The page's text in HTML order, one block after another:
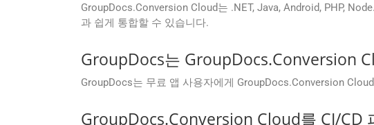
GroupDocs.Conversion Cloud는 .NET, Java, Android, PHP,
과 쉽게 통합할 수 있습니다.
GroupDocs는 GroupDocs.Conversion
GroupDocs는 무료 앱 사용자에게 GroupDocs.Conversion
GroupDocs.Conversion Cloud를 CI/CD